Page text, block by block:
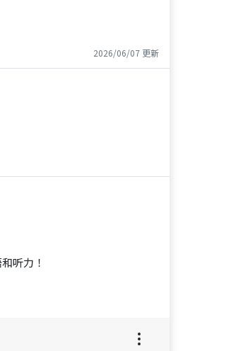
2026/06/07 更新
听力！